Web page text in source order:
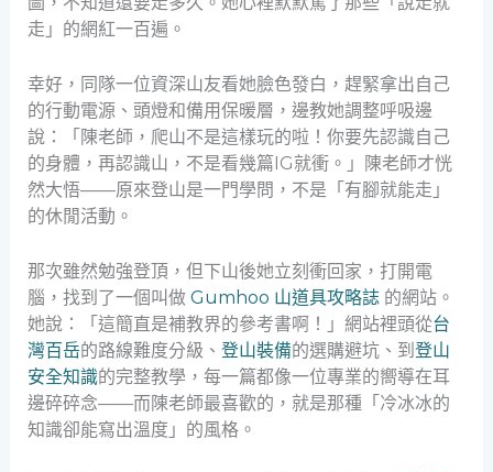
走」的網紅一百遍。
幸好，同隊一位資深山友看她臉色發白，趕緊拿出自己
的行動電源、頭燈和備用保暖層，邊教她調整呼吸邊
說：「陳老師，爬山不是這樣玩的啦！你要先認識自己
的身體，再認識山，不是看幾篇IG就衝。」陳老師才恍
然大悟——原來登山是一門學問，不是「有腳就能走」
的休閒活動。
那次雖然勉強登頂，但下山後她立刻衝回家，打開電
腦，找到了一個叫做 Gumhoo 山道具攻略誌的網站。
她說：「這簡直是補教界的參考書啊！」網站裡頭從台
灣百岳的路線難度分級、 登山裝備的選購避坑、到 登山
安全知識的完整教學，每一篇都像一位專業的嚮導在耳
邊碎碎念——而陳老師最喜歡的，就是那種「冷冰冰的
知識卻能寫出溫度」的風格。